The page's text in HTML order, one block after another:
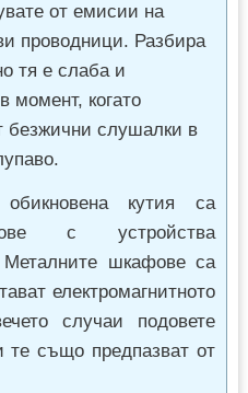
от емисии на
проводници. Разбира
тя е слаба и
момент, когато
безжични слушалки в
кутия са
с устройства
Металните шкафове са
електромагнитното
случаи подовете
също предпазват от